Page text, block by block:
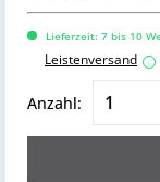
Lieferzeit: 7 bis 10
Leistenversand i
Anzahl: